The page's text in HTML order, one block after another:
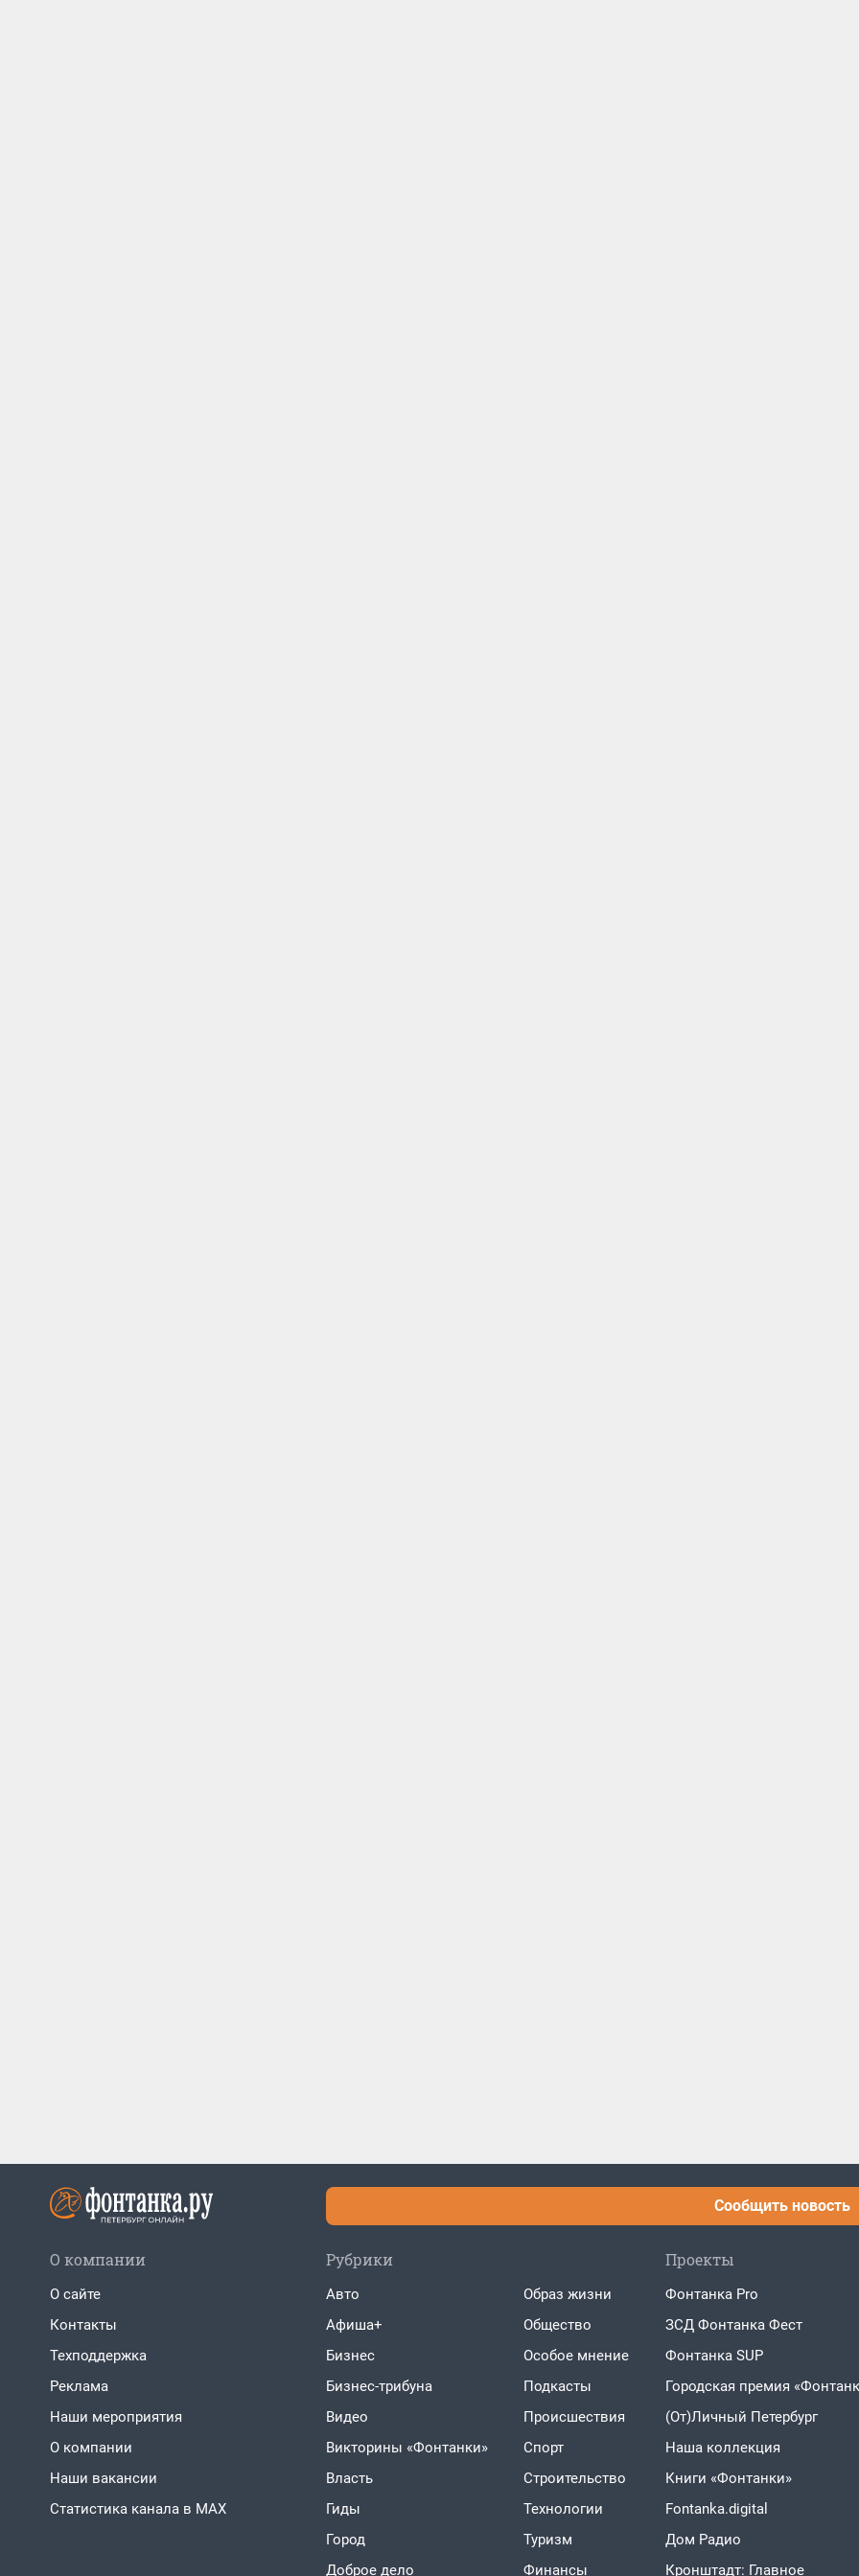
Сообщить новость
О компании
О сайте
Контакты
Техподдержка
Реклама
Наши мероприятия
О компании
Наши вакансии
Статистика канала в MAX
Рубрики
Авто
Афиша+
Бизнес
Бизнес-трибуна
Видео
Викторины «Фонтанки»
Власть
Гиды
Город
Доброе дело
Образ жизни
Общество
Особое мнение
Подкасты
Проиcшествия
Спорт
Строительство
Технологии
Туризм
Финансы
Проекты
Фонтанка Pro
ЗСД Фонтанка Фест
Фонтанка SUP
Городская премия
(От)Личный Петербург
Наша коллекция
Книги «Фонтанки»
Fontanka.digital
Дом Радио
Кронштадт: Главное